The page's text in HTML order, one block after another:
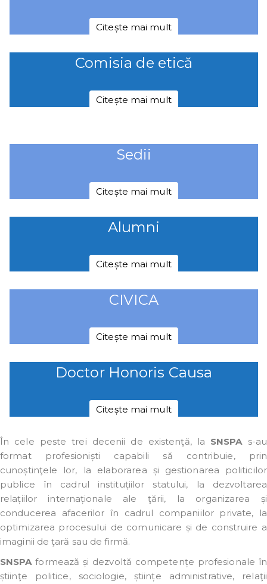
Citește mai mult
Comisia de etică
Citește mai mult
Sedii
Citește mai mult
Alumni
Citește mai mult
CIVICA
Citește mai mult
Doctor Honoris Causa
Citește mai mult
În cele peste trei decenii de existenţă, la SNSPAs-au
format profesioniști capabili să contribuie, prin
cunoștinţele lor, la elaborarea și gestionarea politicilor
publice în cadrul instituțiilor statului, la dezvoltarea
relațiilor internaționale ale ţării, la organizarea și
conducerea afacerilor în cadrul companiilor private, la
optimizarea procesului de comunicare și de construire a
imaginii de ţară sau de firmă.
SNSPAformează și dezvoltă competențe profesionale în
știinţe politice, sociologie, științe administrative, relaţii